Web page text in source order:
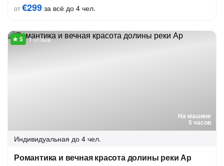
от€299 за всё до 4 чел.
На машине
5 часов
1 отзыв
Индивидуальная до 4 чел.
Романтика и вечная красота долины реки Ар